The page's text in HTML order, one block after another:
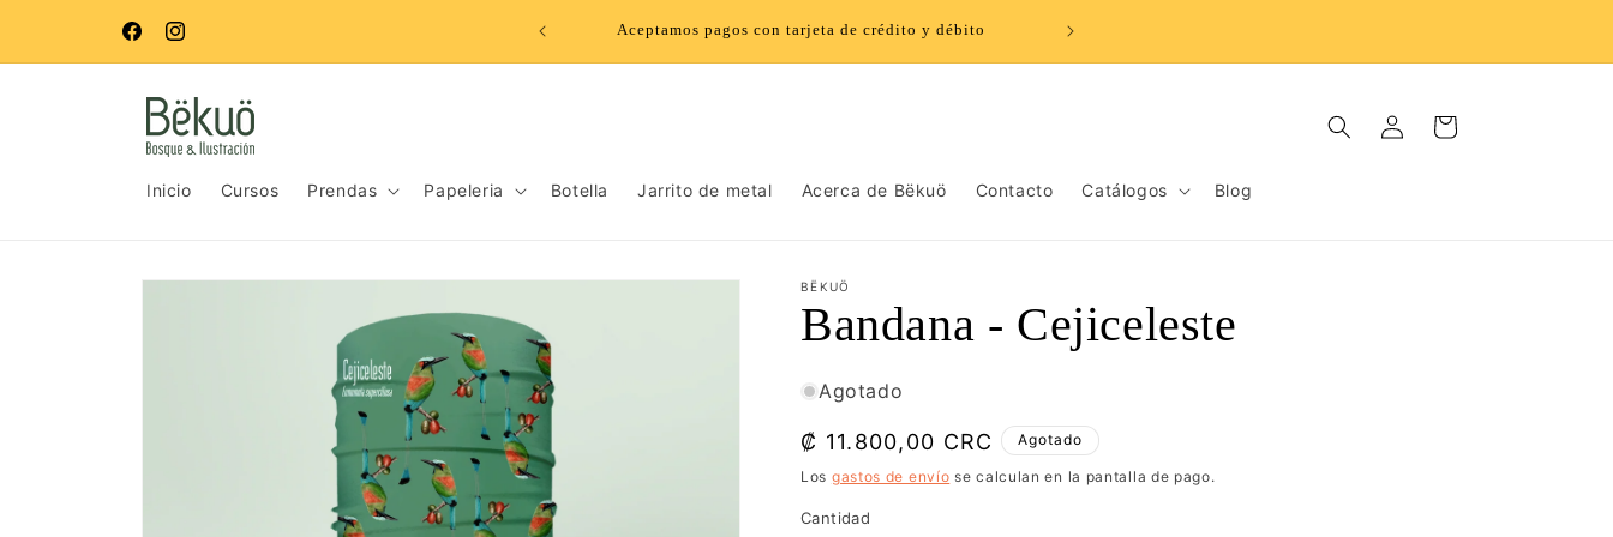
directamente
FacebookInstagram
Aceptamos pagos con tarjeta de crédito y débito
Inicio Cursos Prendas Papeleria Botella Jarrito de metal Acerca de Bëkuö Contacto Catálogos Blog
Iniciar
sesión
Carrito
directamente
BËKUÖ
Bandana - Cejiceleste
Agotado
Precio
habitual
₡ 11.800,00 CRC Agotado
Los gastos de envío se calculan en la pantalla de pago.
Cantidad